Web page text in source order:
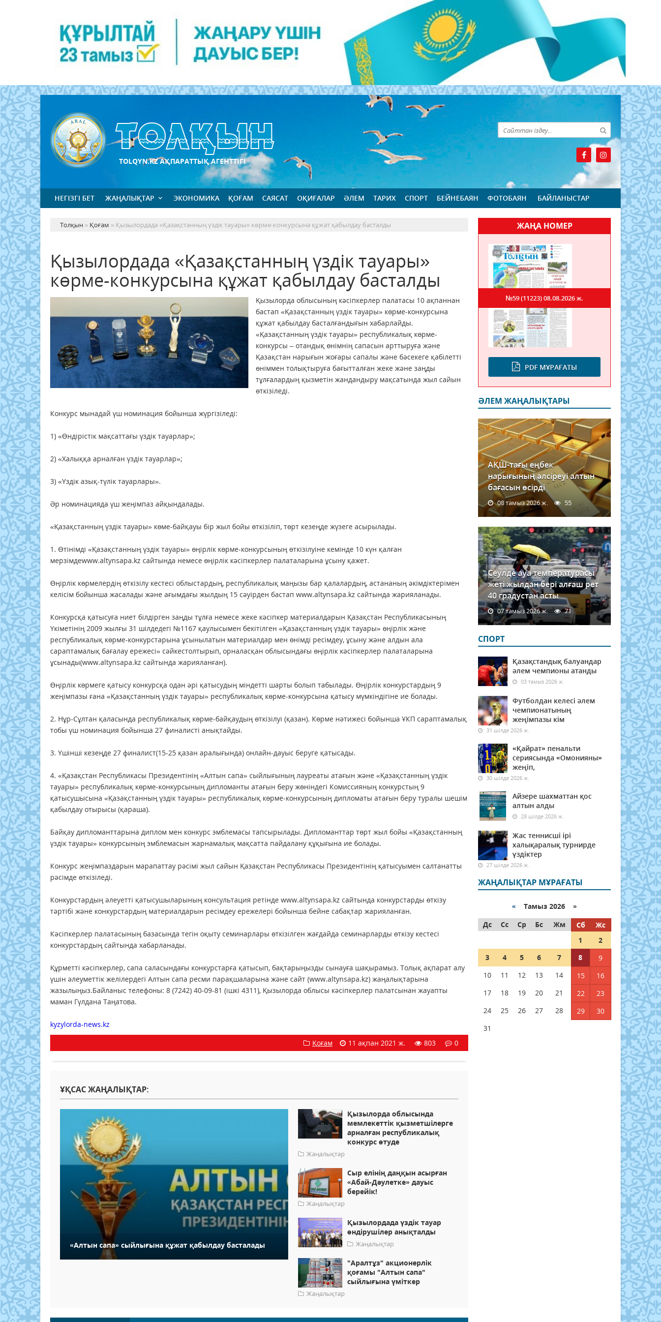
TOLQYN.KZ АҚПАРАТТЫҚ АГЕНТТІГІ
НЕГІЗГІ БЕТ ЖАҢАЛЫҚТАР ЭКОНОМИКА ҚОҒАМ САЯСАТ ОҚИҒАЛАР ӘЛЕМ ТАРИХ СПОРТ БЕЙНЕБАЯН ФОТОБАЯН БАЙЛАНЫСТАР
Толқын » Қоғам » Қызылордада «Қазақстанның үздік тауары» көрме-конкурсына құжат қабылдау басталды
Қызылордада «Қазақстанның үздік тауары»
көрме-конкурсына құжат қабылдау басталды
Қызылорда облысының кәсіпкерлер палатасы 10 ақпаннан
бастап «Қазақстанның үздік тауары» көрме-конкурсына
құжат қабылдау басталғандығын хабарлайды.
«Қазақстанның үздік тауары» республикалық көрме-
конкурсы – отандық өнімнің сапасын арттыруға және
Қазақстан нарығын жоғары сапалы және бәсекеге қабілетті
өніммен толықтыруға бағытталған жеке және заңды
тұлғалардың қызметін жандандыру мақсатында жыл сайын
өткізіледі.
Конкурс мынадай үш номинация бойынша жүргізіледі:
1) «Өндірістік мақсаттағы үздік тауарлар»;
2) «Халыққа арналған үздік тауарлар»;
3) «Үздік азық-түлік тауарлары».
Әр номинацияда үш жеңімпаз айқындалады.
«Қазақстанның үздік тауары» көме-байқауы бір жыл бойы өткізіліп, төрт кезеңде жүзеге асырылады.
1. Өтінімді «Қазақстанның үздік тауары» өңірлік көрме-конкурсының өткізілуіне кемінде 10 күн қалған
мерзімдеwww.altynsapa.kz сайтында немесе өңірлік кәсіпкерлер палаталарына ұсыну қажет.
Өңірлік көрмелердің өткізілу кестесі облыстардың, республикалық маңызы бар қалалардың, астананың әкімдіктерімен
келісім бойынша жасалады және ағымдағы жылдың 15 сәуірден бастап www.altynsapa.kz сайтында жарияланады.
Конкурсқа қатысуға ниет білдірген заңды тұлға немесе жеке кәсіпкер материалдарын Қазақстан Республикасының
Үкіметінің 2009 жылғы 31 шілдедегі №1167 қаулысымен бекітілген «Қазақстанның үздік тауары» өңірлік және
республикалық көрме-конкурстарына ұсынылатын материалдар мен өнімді ресімдеу, ұсыну және алдын ала
сараптамалық бағалау ережесі» сәйкестолтырып, орналасқан облысындағы өңірлік кәсіпкерлер палаталарына
ұсынады(www.altynsapa.kz сайтында жарияланған).
Өңірлік көрмеге қатысу конкурсқа одан әрі қатысудың міндетті шарты болып табылады. Өңірлік конкурстардың 9
жеңімпазы ғана «Қазақстанның үздік тауары» республикалық көрме-конкурсына қатысу мүмкіндігіне ие болады.
2. Нұр-Сұлтан қаласында республикалық көрме-байқаудың өткізілуі (қазан). Көрме нәтижесі бойынша ҰКП сараптамалық
тобы үш номинация бойынша 27 финалисті анықтайды.
3. Үшінші кезеңде 27 финалист(15-25 қазан аралығында) онлайн-дауыс беруге қатысады.
4. «Қазақстан Республикасы Президентінің «Алтын сапа» сыйлығының лауреаты атағын және «Қазақстанның үздік
тауары» республикалық көрме-конкурсының дипломанты атағын беру жөніндегі Комиссияның конкурстың 9
қатысушысына «Қазақстанның үздік тауары» республикалық көрме-конкурсының дипломаты атағын беру туралы шешім
қабылдау отырысы (қараша).
Байқау дипломанттарына диплом мен конкурс эмблемасы тапсырылады. Дипломанттар төрт жыл бойы «Қазақстанның
үздік тауары» конкурсының эмблемасын жарнамалық мақсатта пайдалану құқығына ие болады.
Конкурс жеңімпаздарын марапаттау рәсімі жыл сайын Қазақстан Республикасы Президентінің қатысуымен салтанатты
рәсімде өткізіледі.
Конкурстардың әлеуетті қатысушыларының консультация ретінде www.altynsapa.kz сайтында конкурстарды өткізу
тәртібі және конкурстардың материалдарын ресімдеу ережелері бойынша бейне сабақтар жарияланған.
Кәсіпкерлер палатасының базасында тегін оқыту семинарлары өткізілген жағдайда семинарларды өткізу кестесі
конкурстардың сайтында хабарланады.
Құрметті кәсіпкерлер, сапа саласындағы конкурстарға қатысып, бақтарыңызды сынауға шақырамыз. Толық ақпарат алу
үшін әлеуметтік желілердегі Алтын сапа ресми парақшаларына және сайт (www.altynsapa.kz) жаңалықтарына
жазылыңыз.Байланыс телефоны: 8 (7242) 40-09-81 (ішкі 4311), Қызылорда облысы кәсіпкерлер палатсынан жауапты
маман Гүлдана Таңатова.
kyzylorda-news.kz
Қоғам
11 ақпан 2021 ж. 803 0
ҰҚСАС ЖАҢАЛЫҚТАР:
«Алтын сапа» сыйлығына құжат қабылдау басталады
Қызылорда облысында
мемлекеттік қызметшілерге
арналған республикалық
конкурс өтуде
Жаңалықтар
Сыр елінің даңқын асырған
«Абай-Дәулетке» дауыс
берейік!
Жаңалықтар
Қызылордада үздік тауар
өндірушілер анықталды
Жаңалықтар
"Аралтұз" акционерлік
қоғамы "Алтын сапа"
сыйлығына үміткер
Жаңалықтар
ЖАҢА НОМЕР
PDF МҰРАҒАТЫ
№59 (11223)08.08.2026 ж.
ӘЛЕМ ЖАҢАЛЫҚТАРЫ
АҚШ-тағы еңбек
нарығының әлсіреуі алтын
бағасын өсірді
08 тамыз 2026 ж. 55
Сеулде ауа температурасы
жеті жылдан бері алғаш рет
40 градустан асты
07 тамыз 2026 ж. 71
СПОРТ
Қазақстандық балуандар
әлем чемпионы атанды
03 тамыз 2026 ж.
Футболдан келесі әлем
чемпионатының
жеңімпазы кім
31 шілде 2026 ж.
«Қайрат» пенальти
сериясында «Омонияны»
жеңіп,
30 шілде 2026 ж.
Айзере шахматтан қос
алтын алды
28 шілде 2026 ж.
Жас теннисші ірі
халықаралық турнирде
үздіктер
27 шілде 2026 ж.
ЖАҢАЛЫҚТАР МҰРАҒАТЫ
« Тамыз 2026 »
Дс
Сс Ср Бс Жм Сб
Жс
1
2
3
4 5 6 7 8
9
10
11 12 13 14 15
16
17
18 19 20 21 22
23
24
25 26 27 28 29
30
31